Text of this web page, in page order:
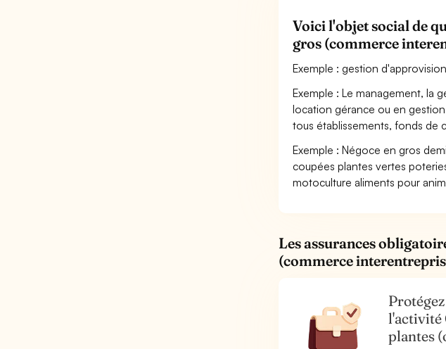
Voici l'objet social de
gros (commerce
Exemple : gestion
Exemple : Le management, la
location gérance ou en
tous établissements, fonds de
Exemple : Négoce en gros
coupées plantes vertes
motoculture aliments pour
Les assurances
(commerce
l'activité
plantes